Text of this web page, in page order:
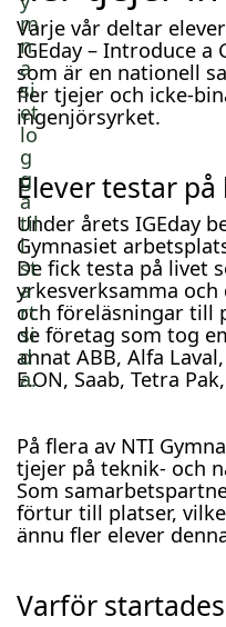
Varje vår deltar
IGEday – Introduce a
som är en nationell
fler tjejer och icke-
ingenjörsyrket.
Elever testar
Under årets IGEday
Gymnasiet
De fick testa på livet
yrkesverksamma
och föreläsningar till
de företag som tog
annat ABB, Alfa
E.ON, Saab, Tetra
På flera av NTI
tjejer på teknik- och
Som
förtur till platser,
ännu fler elever
Varför startades